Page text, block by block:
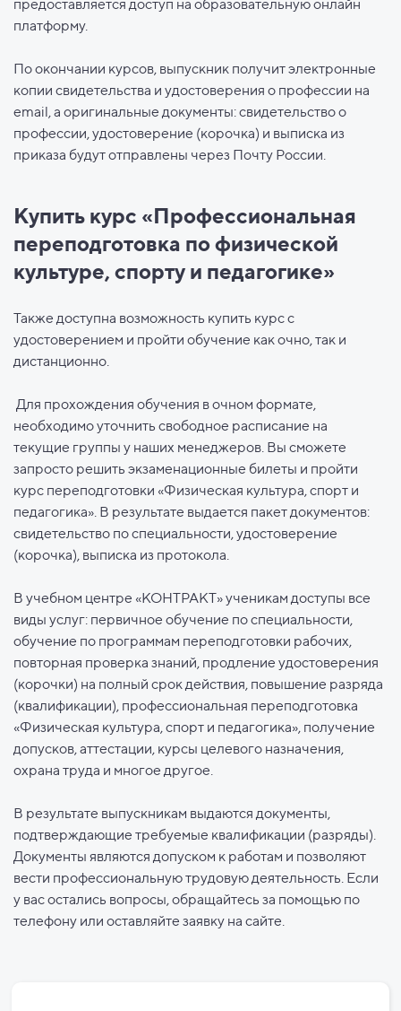
предоставляется доступ на образовательную онлайн
платформу.
По окончании курсов, выпускник получит электронные
копии свидетельства и удостоверения о профессии на
email, а оригинальные документы: свидетельство о
профессии, удостоверение (корочка) и выписка из
приказа будут отправлены через Почту России.
Купить курс «Профессиональная
переподготовка по физической
культуре, спорту и педагогике»
Также доступна возможность купить курс с
удостоверением и пройти обучение как очно, так и
дистанционно.
Для прохождения обучения в очном формате,
необходимо уточнить свободное расписание на
текущие группы у наших менеджеров. Вы сможете
запросто решить экзаменационные билеты и пройти
курс переподготовки «Физическая культура, спорт и
педагогика». В результате выдается пакет документов:
свидетельство по специальности, удостоверение
(корочка), выписка из протокола.
В учебном центре «КОНТРАКТ» ученикам доступы все
виды услуг: первичное обучение по специальности,
обучение по программам переподготовки рабочих,
повторная проверка знаний, продление удостоверения
(корочки) на полный срок действия, повышение разряда
(квалификации), профессиональная переподготовка
«Физическая культура, спорт и педагогика», получение
допусков, аттестации, курсы целевого назначения,
охрана труда и многое другое.
В результате выпускникам выдаются документы,
подтверждающие требуемые квалификации (разряды).
Документы являются допуском к работам и позволяют
вести профессиональную трудовую деятельность. Если
у вас остались вопросы, обращайтесь за помощью по
телефону или оставляйте заявку на сайте.